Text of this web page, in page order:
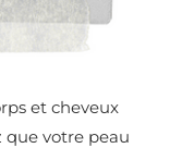
et cheveux
que votre peau